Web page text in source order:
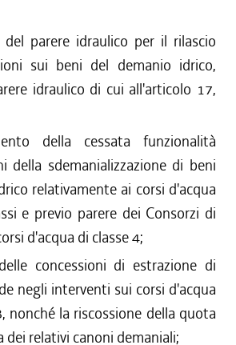
del parere idraulico per il rilascio
sui beni del demanio idrico,
idraulico di cui all'articolo 17,
della cessata funzionalità
della sdemanializzazione di beni
relativamente ai corsi d'acqua
e previo parere dei Consorzi di
d'acqua di classe 4;
concessioni di estrazione di
negli interventi sui corsi d'acqua
nonché la riscossione della quota
dei relativi canoni demaniali;